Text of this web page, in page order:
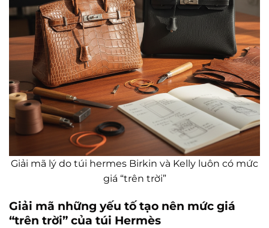
Giải mã lý do túi hermes Birkin và Kelly luôn có mức
giá “trên trời”
Giải mã những yếu tố tạo nên mức giá
“trên trời” của túi Hermès